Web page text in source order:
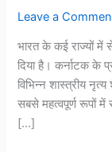
Leave a
भारत के कई राज्यों में
दिया है। कर्नाटक के
विभिन्न शास्त्रीय
सबसे महत्वपूर्ण रूपों
[…]
5
प्रसिद्ध
शास्त्रीय
नृत्य